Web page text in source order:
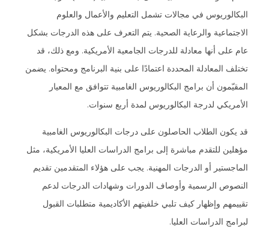
البكالوريوس في مجالات تشمل التعليم والأعمال والعلوم
الاجتماعية والرعاية الصحية. يتم التعرف على هذه الدرجات بشكل
عام على أنها معادلة للدرجات الجامعية الأمريكية. ومع ذلك، قد
تختلف المعادلة المحددة اعتمادًا على بنية البرنامج ومحتواه. يضمن
المقيّمون أن برامج البكالوريوس الغامبية تتوافق مع المعيار
الأمريكي لدرجة البكالوريوس لمدة أربع سنوات.
قد يكون الطلاب الحاصلون على درجات البكالوريوس الغامبية
مؤهلين للتقدم مباشرة إلى برامج الدراسات العليا الأمريكية، مثل
الماجستير أو الدرجات المهنية. يجب على هؤلاء المتقدمين تقديم
النصوص الرسمية وأوصاف الدورات وشهادات الدرجات لدعم
تقييمهم وإظهار كيف تلبي خلفيتهم الأكاديمية متطلبات القبول
لبرامج الدراسات العليا.